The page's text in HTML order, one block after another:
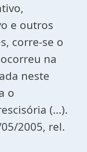
e outros
corre-se o
na
neste
o
(...).
05/2005, rel.